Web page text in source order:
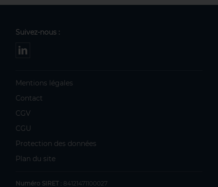
Numéro SIRET : 84121471100027
Mentions légales
Contact
CGV
CGU
Protection des données
Plan du site
Suivez-nous :